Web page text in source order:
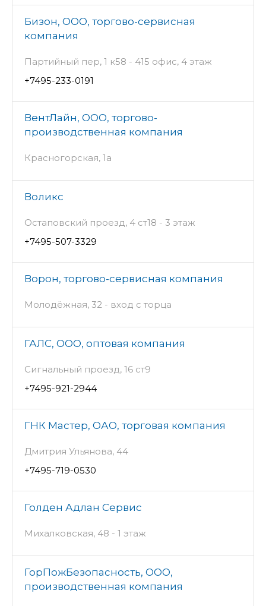
Бизон, ООО, торгово-сервисная
компания
Партийный пер, 1 к58 - 415 офис, 4 этаж
+7495-233-0191
ВентЛайн, ООО, торгово-
производственная компания
Красногорская, 1а
Воликс
Остаповский проезд, 4 ст18 - 3 этаж
+7495-507-3329
Ворон, торгово-сервисная компания
Молодёжная, 32 - вход с торца
ГАЛС, ООО, оптовая компания
Сигнальный проезд, 16 ст9
+7495-921-2944
ГНК Мастер, ОАО, торговая компания
Дмитрия Ульянова, 44
+7495-719-0530
Голден Адлан Сервис
Михалковская, 48 - 1 этаж
ГорПожБезопасность, ООО,
производственная компания